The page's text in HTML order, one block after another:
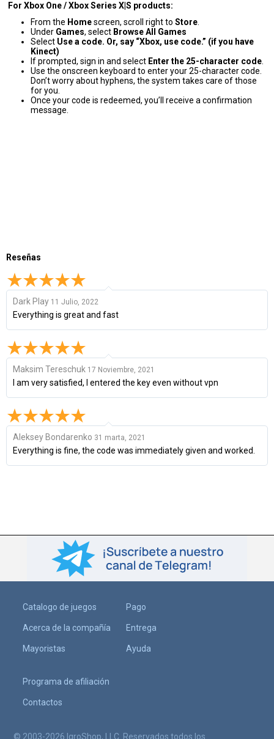
For Xbox One / Xbox Series X|S products:
From the Homescreen, scroll right to Store.
Under Games, select Browse All Games
Select Use a code. Or, say “Xbox, use code.” (if you have
Kinect)
If prompted, sign in and select Enter the 25-character code.
Use the onscreen keyboard to enter your 25-character code.
Don’t worry about hyphens, the system takes care of those
for you.
Once your code is redeemed, you’ll receive a confirmation
message.
Reseñas
Dark Play 11 Julio, 2022
Everything is great and fast
Maksim Tereschuk 17 Noviembre, 2021
I am very satisfied, I entered the key even without vpn
Aleksey Bondarenko 31 marta, 2021
Everything is fine, the code was immediately given and worked.
Catalogo de juegos
Acerca de la compañía
Mayoristas
Pago
Entrega
Ayuda
Programa de afiliación
Contactos
© 2003-2026 IgroShop, LLC. Reservados todos los